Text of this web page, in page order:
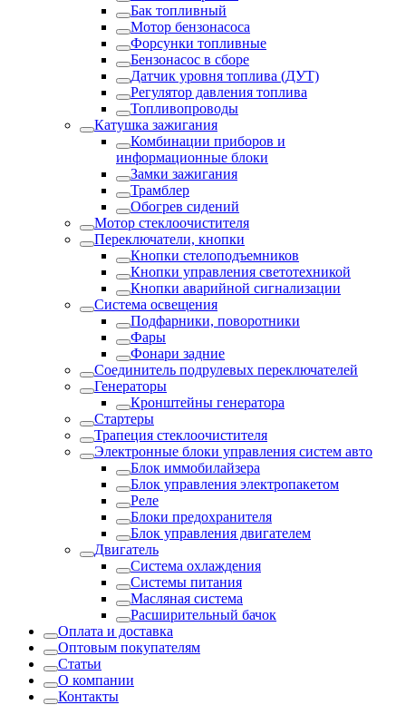
Бак топливный
Мотор бензонасоса
Форсунки топливные
Бензонасос в сборе
Датчик уровня топлива (ДУТ)
Регулятор давления топлива
Топливопроводы
Катушка зажигания
Комбинации приборов и
информационные блоки
Замки зажигания
Трамблер
Обогрев сидений
Мотор стеклоочистителя
Переключатели, кнопки
Кнопки стелоподъемников
Кнопки управления светотехникой
Кнопки аварийной сигнализации
Система освещения
Подфарники, поворотники
Фары
Фонари задние
Соединитель подрулевых переключателей
Генераторы
Кронштейны генератора
Стартеры
Трапеция стеклоочистителя
Электронные блоки управления систем авто
Блок иммобилайзера
Блок управления электропакетом
Реле
Блоки предохранителя
Блок управления двигателем
Двигатель
Система охлаждения
Системы питания
Масляная система
Расширительный бачок
Оплата и доставка
Оптовым покупателям
Статьи
О компании
Контакты